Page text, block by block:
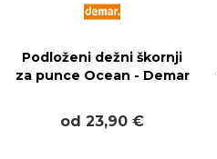
Podloženi dežni škornji
za punce Ocean - Demar
od 23,90 €